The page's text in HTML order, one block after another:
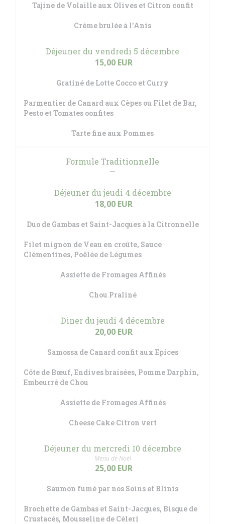
Tajine de Volaille aux Olives et Citron confit
Crème brulée à l'Anis
Déjeuner du vendredi 5 décembre
15,00 EUR
Gratiné de Lotte Cocco et Curry
Parmentier de Canard aux Cèpes ou Filet de Bar,
Pesto et Tomates oonfites
Tarte fine aux Pommes
Formule Traditionnelle
Déjeuner du jeudi 4 décembre
18,00 EUR
Duo de Gambas et Saint-Jacques à la Citronnelle
Filet mignon de Veau en croûte, Sauce
Clémentines, Poêlée de Légumes
Assiette de Fromages Affinés
Chou Praliné
Diner du jeudi 4 décembre
20,00 EUR
Samossa de Canard confit aux Epices
Côte de Bœuf, Endives braisées, Pomme Darphin,
Embeurré de Chou
Assiette de Fromages Affinés
Cheese Cake Citron vert
Déjeuner du mercredi 10 décembre
Menu de Noël
25,00 EUR
Saumon fumé par nos Soins et Blinis
Brochette de Gambas et Saint-Jacques, Bisque de
Crustacés, Mousseline de Céleri